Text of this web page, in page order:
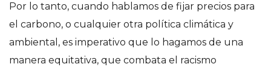
Por lo tanto, cuando hablamos de fijar precios para
el carbono, o cualquier otra política climática y
ambiental, es imperativo que lo hagamos de una
manera equitativa, que combata el racismo